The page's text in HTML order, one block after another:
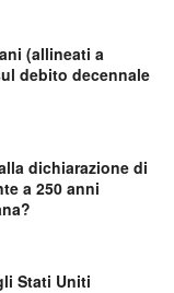
(allineati a
debito decennale
dichiarazione di
a 250 anni
Stati Uniti